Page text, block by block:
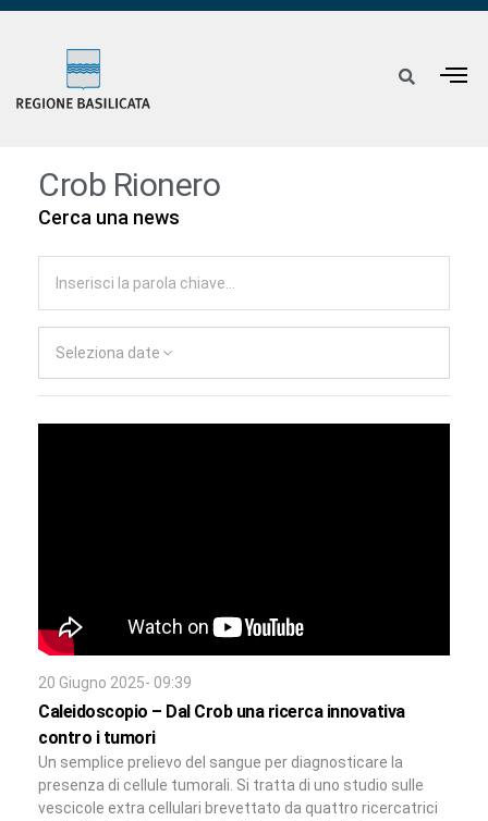
Crob Rionero
Cerca una news
Seleziona date
20 Giugno 2025- 09:39
Caleidoscopio – Dal Crob una ricerca innovativa
contro i tumori
Un semplice prelievo del sangue per diagnosticare la
presenza di cellule tumorali. Si tratta di uno studio sulle
vescicole extra cellulari brevettato da quattro ricercatrici